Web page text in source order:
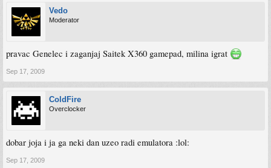
Vedo
Moderator
pravac Genelec i zaganjaj Saitek X360 gamepad, milina igrat
Sep 17, 2009
ColdFire
Overclocker
dobar joja i ja ga neki dan uzeo radi emulatora :lol:
Sep 17, 2009